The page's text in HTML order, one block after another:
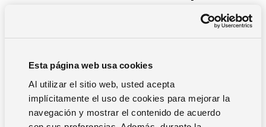
Esta página web usa cookies
Al utilizar el sitio web, usted acepta
implícitamente el uso de cookies para mejorar la
navegación y mostrar el contenido de acuerdo
gestión y mejorar su productividad a través de soluciones
tecnológicas innovadoras, escalables y seguras.
Contáctanos ahora